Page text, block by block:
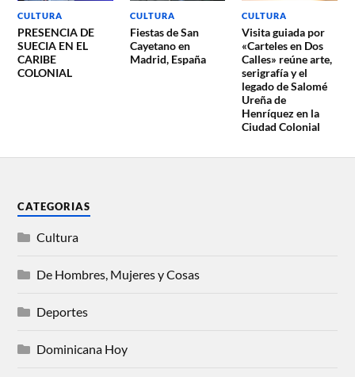
CULTURA
PRESENCIA DE
SUECIA EN EL
CARIBE
COLONIAL
CULTURA
Fiestas de San
Cayetano en
Madrid, España
CULTURA
Visita guiada por
«Carteles en Dos
Calles» reúne arte,
serigrafía y el
legado de Salomé
Ureña de
Henríquez en la
Ciudad Colonial
CATEGORIAS
Cultura
De Hombres, Mujeres y Cosas
Deportes
Dominicana Hoy